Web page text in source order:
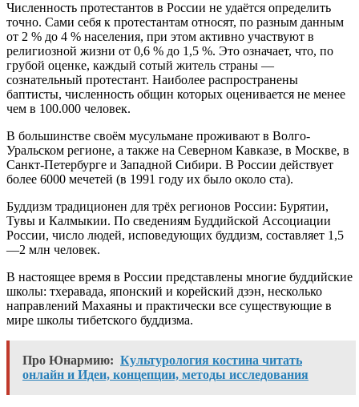
Численность протестантов в России не удаётся определить
точно. Сами себя к протестантам относят, по разным данным
от 2 % до 4 % населения, при этом активно участвуют в
религиозной жизни от 0,6 % до 1,5 %. Это означает, что, по
грубой оценке, каждый сотый житель страны —
сознательный протестант. Наиболее распространены
баптисты, численность общин которых оценивается не менее
чем в 100.000 человек.
В большинстве своём мусульмане проживают в Волго-
Уральском регионе, а также на Северном Кавказе, в Москве, в
Санкт-Петербурге и Западной Сибири. В России действует
более 6000 мечетей (в 1991 году их было около ста).
Буддизм традиционен для трёх регионов России: Бурятии,
Тувы и Калмыкии. По сведениям Буддийской Ассоциации
России, число людей, исповедующих буддизм, составляет 1,5
—2 млн человек.
В настоящее время в России представлены многие буддийские
школы: тхеравада, японский и корейский дзэн, несколько
направлений Махаяны и практически все существующие в
мире школы тибетского буддизма.
Про Юнармию: Культурология костина читать
онлайн и Идеи, концепции, методы исследования